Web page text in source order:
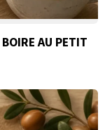
AU PETIT